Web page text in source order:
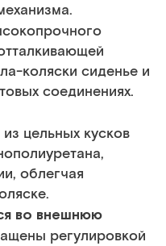
коляски сиденье и
соединениях.
цельных кусков
облегчая
во внешнюю
регулировкой